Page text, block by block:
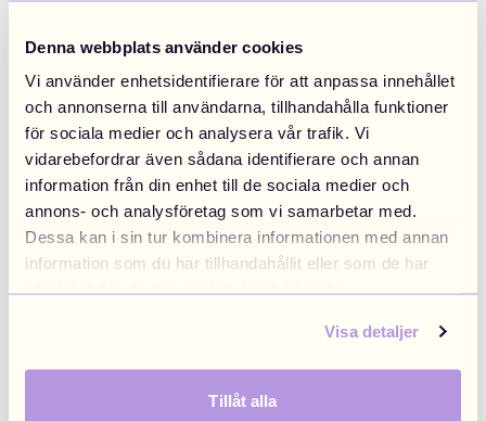
Denna webbplats använder cookies
Vi använder enhetsidentifierare för att anpassa innehållet
och annonserna till användarna, tillhandahålla funktioner
för sociala medier och analysera vår trafik. Vi
vidarebefordrar även sådana identifierare och annan
information från din enhet till de sociala medier och
annons- och analysföretag som vi samarbetar med.
Dessa kan i sin tur kombinera informationen med annan
information som du har tillhandahållit eller som de har
samlat in när du har använt deras tjänster.
Visa detaljer
Tillåt alla
Application error: a client-side exception has occurred (see the
browser console for more information).